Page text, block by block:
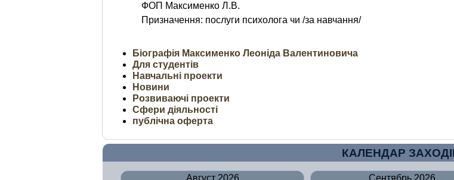
ФОП Максименко Л.В.
Призначення: послуги психолога чи /за навчання/
Біографія Максименко Леоніда Валентиновича
Для студентів
Навчальні проекти
Новини
Розвиваючі проекти
Сфери діяльності
публічна оферта
КАЛЕНДАР
Август 2026 Сентябрь 2026